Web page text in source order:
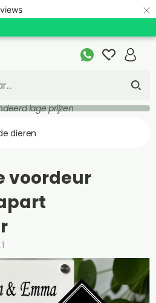
×
lage prijzen
dieren
voordeur